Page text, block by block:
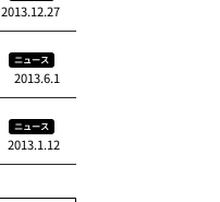
2013.12.27
ニュース
2013.6.1
ニュース
2013.1.12